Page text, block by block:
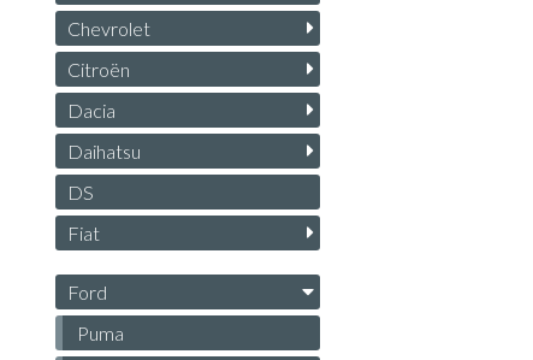
Chevrolet
Citroën
Dacia
Daihatsu
DS
Fiat
Ford
Puma